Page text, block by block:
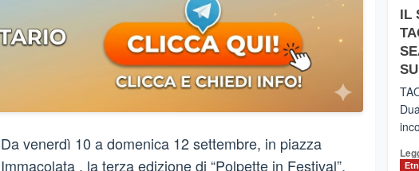
Da venerdì 10 a domenica 12 settembre, in piazza
Immacolata , la terza edizione di “Polpette in Festival”,
IL